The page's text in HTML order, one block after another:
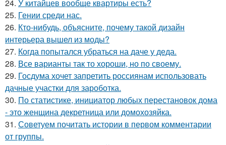
24. У китайцев вообще квартиры есть?
25. Гении среди нас.
26. Кто-нибудь, объясните, почему такой дизайн
интерьера вышел из моды?
27. Когда попытался убраться на даче у деда.
28. Все варианты так то хороши, но по своему.
29. Госдума хочет запретить россиянам использовать
дачные участки для зароботка.
30. По статистике, инициатор любых перестановок дома
- это женщина декретница или домохозяйка.
31. Советуем почитать истории в первом комментарии
от группы.